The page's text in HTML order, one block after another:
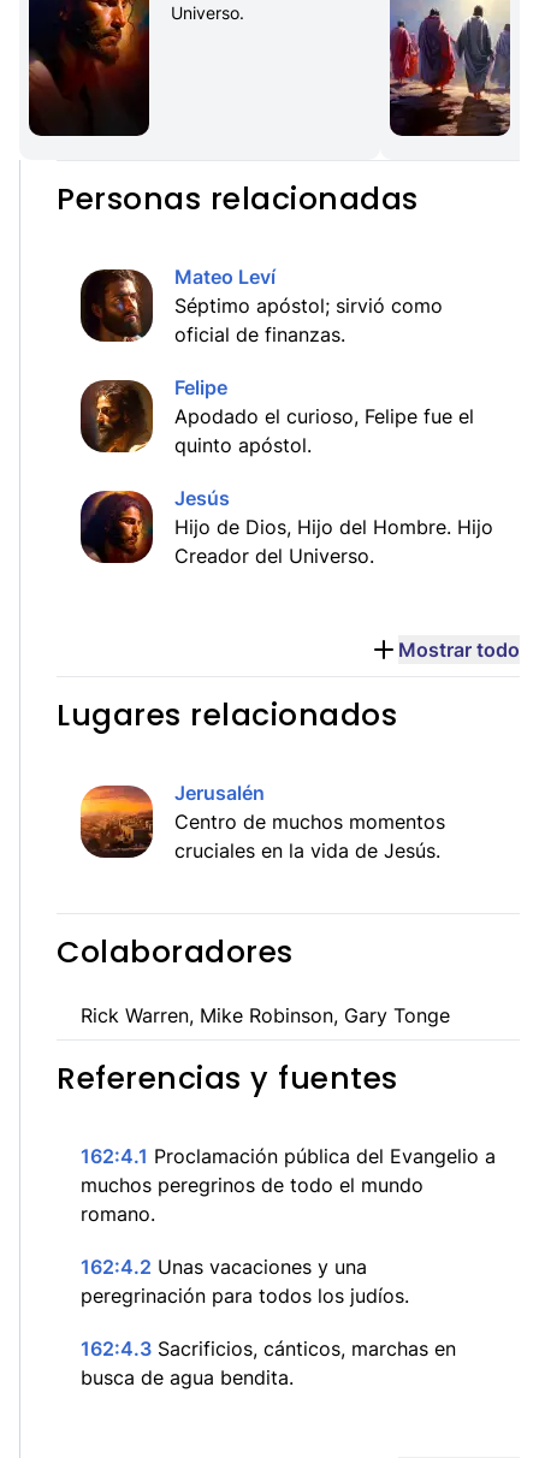
Universo.
Personas relacionadas
Mateo Leví
Séptimo apóstol; sirvió como
oficial de finanzas.
Felipe
Apodado el curioso, Felipe fue el
quinto apóstol.
Jesús
Hijo de Dios, Hijo del Hombre. Hijo
Creador del Universo.
Mostrar todo
Lugares relacionados
Jerusalén
Centro de muchos momentos
cruciales en la vida de Jesús.
Colaboradores
Rick Warren, Mike Robinson, Gary Tonge
Referencias y fuentes
162:4.1 Proclamación pública del Evangelio a
muchos peregrinos de todo el mundo
romano.
162:4.2 Unas vacaciones y una
peregrinación para todos los judíos.
162:4.3 Sacrificios, cánticos, marchas en
busca de agua bendita.